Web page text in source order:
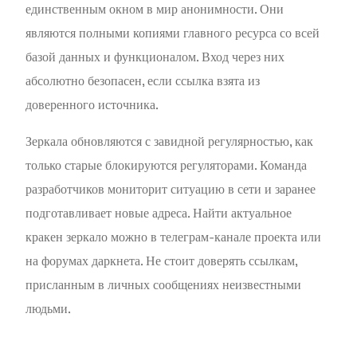
единственным окном в мир анонимности. Они
являются полными копиями главного ресурса со всей
базой данных и функционалом. Вход через них
абсолютно безопасен, если ссылка взята из
доверенного источника.
Зеркала обновляются с завидной регулярностью, как
только старые блокируются регуляторами. Команда
разработчиков мониторит ситуацию в сети и заранее
подготавливает новые адреса. Найти актуальное
кракен зеркало можно в телеграм-канале проекта или
на форумах даркнета. Не стоит доверять ссылкам,
присланным в личных сообщениях неизвестными
людьми.